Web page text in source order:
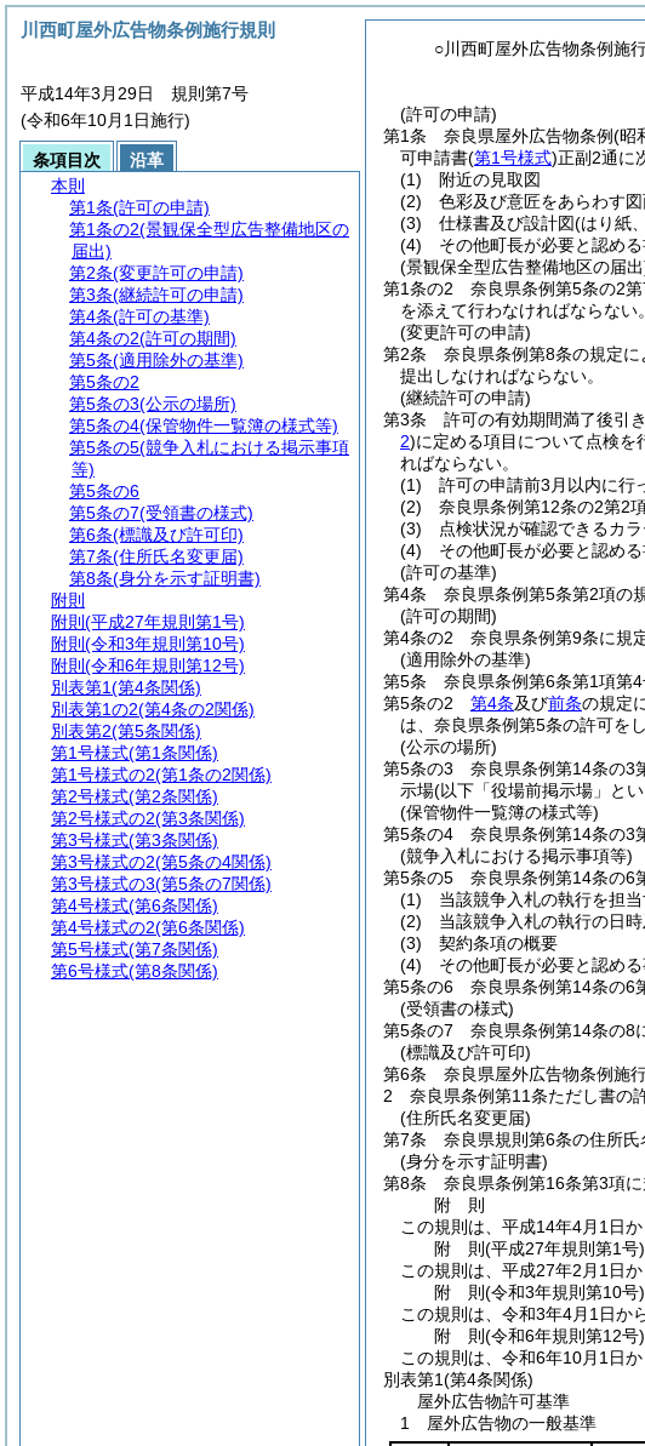
○川西町屋外広告物条例施
(許可の申請)
第1条
奈良県屋外広告物条例(昭
可申請書(第1号様式)正副2通に
(1)
附近の見取図
(2)
色彩及び意匠をあらわす
(3)
仕様書及び設計図(はり紙
(4)
その他町長が必要と認め
(景観保全型広告整備地区の届
第1条の2
奈良県条例第5条の2
を添えて行わなければならない。
(変更許可の申請)
第2条
奈良県条例第8条の規定
提出しなければならない。
(継続許可の申請)
第3条
許可の有効期間満了後引
2)に定める項目について点検
ればならない。
(1)
許可の申請前3月以内に行
(2)
奈良県条例第12条の2第2
(3)
点検状況が確認できるカ
(4)
その他町長が必要と認め
(許可の基準)
第4条
奈良県条例第5条第2項の
(許可の期間)
第4条の2
奈良県条例第9条に規
(適用除外の基準)
第5条
奈良県条例第6条第1項第
第5条の2
第4条及び前条の規定
は、奈良県条例第5条の許可を
(公示の場所)
第5条の3
奈良県条例第14条の3
示場(以下「役場前掲示場」と
(保管物件一覧簿の様式等)
第5条の4
奈良県条例第14条の3
(競争入札における掲示事項等)
第5条の5
奈良県条例第14条の6
(1)
当該競争入札の執行を担
(2)
当該競争入札の執行の日
(3)
契約条項の概要
(4)
その他町長が必要と認め
第5条の6
奈良県条例第14条の6
(受領書の様式)
第5条の7
奈良県条例第14条の8
(標識及び許可印)
第6条
奈良県屋外広告物条例施
2
奈良県条例第11条ただし書の
(住所氏名変更届)
第7条
奈良県規則第6条の住所氏
(身分を示す証明書)
第8条
奈良県条例第16条第3項に
附 則
この規則は、平成14年4月1日か
附 則(平成27年規則第1号)
この規則は、平成27年2月1日か
附 則(令和3年規則第10号)
この規則は、令和3年4月1日か
附 則(令和6年規則第12号)
この規則は、令和6年10月1日か
別表第1(第4条関係)
屋外広告物許可基準
1 屋外広告物の一般基準
川西町屋外広告物条例施行規則
平成14年3月29日 規則第7号
(令和6年10月1日施行)
条項目次
沿革
本則
第1条(許可の申請)
第1条の2(景観保全型広告整備地区の
届出)
第2条(変更許可の申請)
第3条(継続許可の申請)
第4条(許可の基準)
第4条の2(許可の期間)
第5条(適用除外の基準)
第5条の2
第5条の3(公示の場所)
第5条の4(保管物件一覧簿の様式等)
第5条の5(競争入札における掲示事項
等)
第5条の6
第5条の7(受領書の様式)
第6条(標識及び許可印)
第7条(住所氏名変更届)
第8条(身分を示す証明書)
附則
附則 (平成27年規則第1号)
附則 (令和3年規則第10号)
附則 (令和6年規則第12号)
別表第1(第4条関係)
別表第1の2(第4条の2関係)
別表第2(第5条関係)
第1号様式(第1条関係)
第1号様式の2(第1条の2関係)
第2号様式(第2条関係)
第2号様式の2(第3条関係)
第3号様式(第3条関係)
第3号様式の2(第5条の4関係)
第3号様式の3(第5条の7関係)
第4号様式(第6条関係)
第4号様式の2(第6条関係)
第5号様式(第7条関係)
第6号様式(第8条関係)